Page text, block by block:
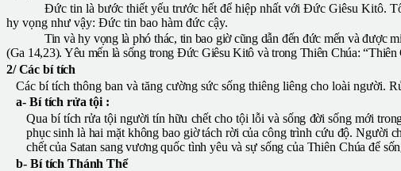
Đức tin là bước thiết yếu trước hết để hiệp nhất với Đức Giêsu Kitô.
hy vọng như vậy: Đức tin bao hàm đức cậy.
Tin và hy vọng là phó thác, tin bao giờ cũng dẫn đến đức mến và được
(Ga 14,23). Yêu mến là sống trong Đức Giêsu Kitô và trong Thiên Chúa:
2/ Các bí tích
Các bí tích thông ban và tăng cường sức sống thiêng liêng cho loài người.
a- Bí tích rửa tội :
Qua bí tích rửa tội người tín hữu chết cho tội lỗi và sống đời sống mới
phục sinh là hai mặt không bao giờ tách rời của công trình cứu độ. Người
chết của Satan sang vương quốc tình yêu và sự sống của Thiên Chúa để
b- Bí tích Thánh Thể